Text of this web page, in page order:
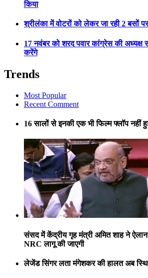
किया
श्रीलंका में वोटरों को लेकर जा रही 2 बसों
17 नवंबर को शरद पवार कांग्रेस की अध्यक्ष
करेंगे
Trends
Most Popular
Recent Comment
16 सालों से इनकी एक भी फिल्म फ्लॉप नहीं
संसद में केंद्रीय गृह मंत्री अमित शाह ने
NRC लागू की जाएगी
लेजेंड सिंगर लता मंगेशकर की हालत अब